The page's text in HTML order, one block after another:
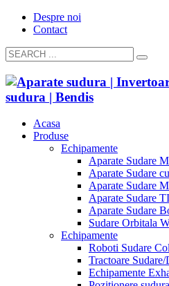
Despre noi
Contact
Acasa
Produse
Echipamente
Aparate Sudare
Aparate Sudare
Aparate Sudare
Aparate Sudare
Aparate Sudare
Sudare Orbitala
Echipamente
Roboti Sudare
Tractoare
Echipamente